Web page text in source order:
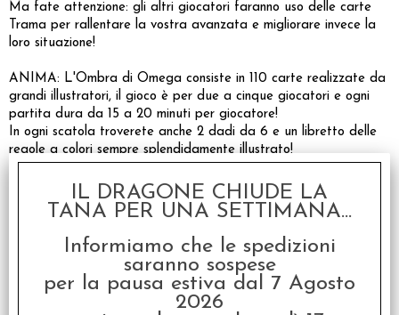
Ma fate attenzione: gli altri giocatori faranno uso delle carte
Trama per rallentare la vostra avanzata e migliorare invece la
loro situazione!
ANIMA: L'Ombra di Omega consiste in 110 carte realizzate da
grandi illustratori, il gioco è per due a cinque giocatori e ogni
partita dura da 15 a 20 minuti per giocatore!
In ogni scatola troverete anche 2 dadi da 6 e un libretto delle
regole a colori sempre splendidamente illustrato!
Accessori
IL DRAGONE CHIUDE LA
TANA PER UNA SETTIMANA...
Informiamo che le spedizioni
saranno sospese
per la pausa estiva dal 7 Agosto
2026